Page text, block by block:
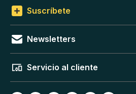
Suscríbete
Newsletters
Servicio al cliente